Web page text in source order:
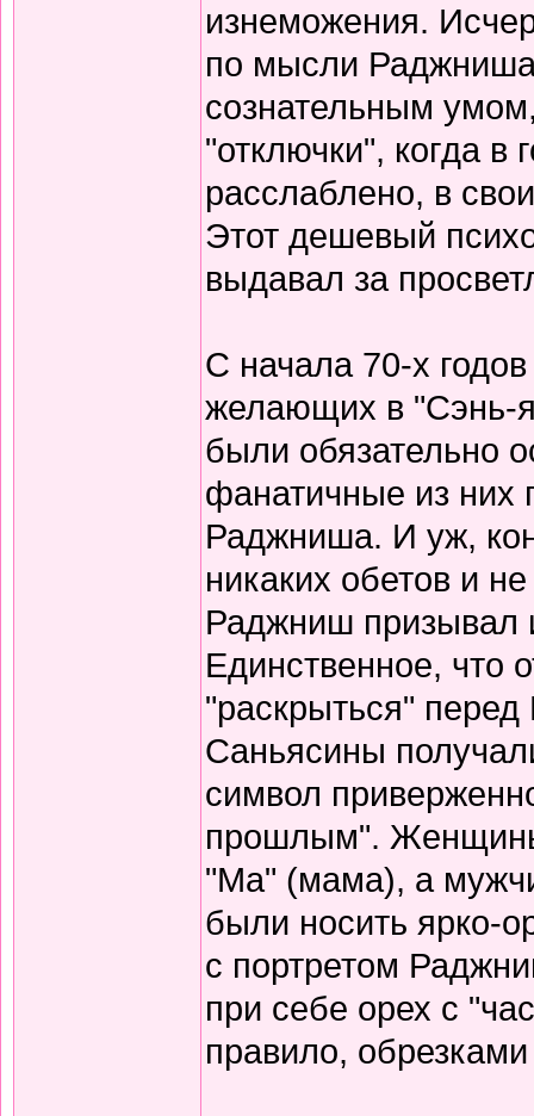
изнеможения.
по мысли
сознательным
"отключки", когда в
расслаблено, в
Этот дешевый
выдавал за
С начала 70-х
желающих в "Сэнь-
были обязательно
фанатичные из них
Раджниша. И уж,
никаких обетов и
Раджниш призывал
Единственное, что
"раскрыться"
Саньясины
символ
прошлым". Женщины
"Ма" (мама), а
были носить ярко-
с портретом
при себе орех с
правило,